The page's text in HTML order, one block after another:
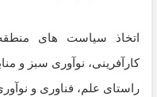
اتخاذ سیاست های
کارآفرینی، نوآوری سبز و
راستای علم، فناوری و